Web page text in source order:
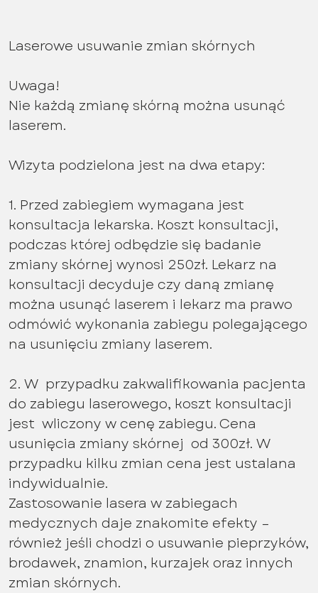
Laserowe usuwanie zmian skórnych
Uwaga!
Nie każdą zmianę skórną można usunąć
laserem.
Wizyta podzielona jest na dwa etapy:
1. Przed zabiegiem wymagana jest
konsultacja lekarska. Koszt konsultacji,
podczas której odbędzie się badanie
zmiany skórnej wynosi 250zł. Lekarz na
konsultacji decyduje czy daną zmianę
można usunąć laserem i lekarz ma prawo
odmówić wykonania zabiegu polegającego
na usunięciu zmiany laserem.
2. W przypadku zakwalifikowania pacjenta
do zabiegu laserowego, koszt konsultacji
jest wliczony w cenę zabiegu. Cena
usunięcia zmiany skórnej od 300zł. W
przypadku kilku zmian cena jest ustalana
indywidualnie.
Zastosowanie lasera w zabiegach
medycznych daje znakomite efekty –
również jeśli chodzi o usuwanie pieprzyków,
brodawek, znamion, kurzajek oraz innych
zmian skórnych.